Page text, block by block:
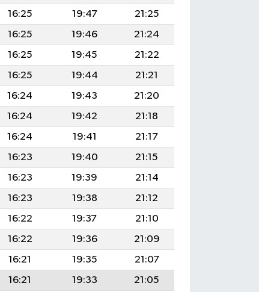
16:25 19:47
21:25
16:25 19:46
21:24
16:25 19:45
21:22
16:25 19:44
21:21
16:24 19:43
21:20
16:24 19:42
21:18
16:24 19:41
21:17
16:23 19:40
21:15
16:23 19:39
21:14
16:23 19:38
21:12
16:22 19:37
21:10
16:22 19:36
21:09
16:21 19:35
21:07
16:21 19:33
21:05